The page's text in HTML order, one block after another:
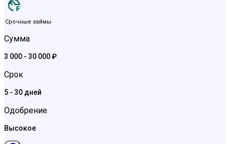
Срочные займы
Сумма
3 000 - 30 000 ₽
Срок
5 - 30 дней
Одобрение
Высокое